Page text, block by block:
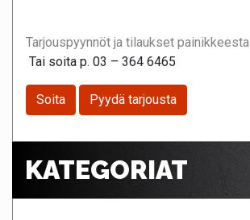
Tarjouspyynnöt ja tilaukset painikkeesta
Tai soita p. 03 – 364 6465
Soita Pyydä tarjousta
KATEGORIAT